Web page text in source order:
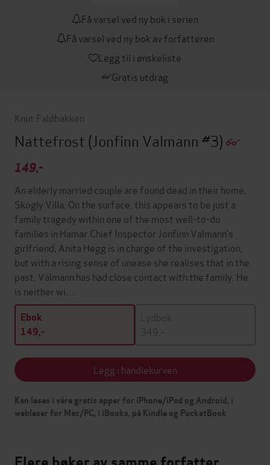
Få varsel ved ny bok i serien
Få varsel ved ny bok av forfatteren
Legg til i ønskeliste
Gratis utdrag
Knut Faldbakken
Nattefrost (Jonfinn Valmann #3)
149,-
An elderly married couple are found dead in their home,
Skogly Villa. On the surface, this appears to be just a
family tragedy within one of the most well-to-do
families in Hamar.Chief Inspector Jonfinn Valmann’s
girlfriend, Anita Hegg is in charge of the investigation,
but with a rising sense of unease she realises that in the
past, Valmann has had close contact with the family. He
is neither wi…
Ebok
149,-
Lydbok
349,-
Legg i handlekurven
Kan leses i våre gratis apper for iPhone/iPad og Android, i
webleser for Mac/PC, i iBooks, på Kindle og PocketBook